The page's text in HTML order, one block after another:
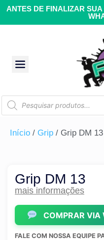
ANTES DE FINALIZAR
Início / Grip / Grip DM 13
Grip DM 13
mais informações
COMPRAR VIA
FALE COM NOSSA EQUIPE